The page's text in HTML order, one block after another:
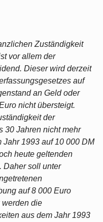
Zuständigkeit
vor allem der
Dieser wird derzeit
auf
an Geld oder
nicht übersteigt.
der
30 Jahren nicht mehr
1993 auf 10 000 DM
heute geltenden
Daher soll unter
auf 8 000 Euro
werden die
aus dem Jahr 1993